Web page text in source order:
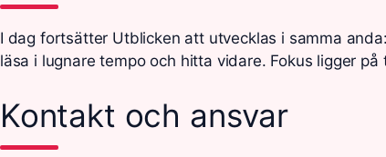
I dag fortsätter Utblicken att utvecklas i samma
läsa i lugnare tempo och hitta vidare. Fokus ligger
Kontakt och ansvar